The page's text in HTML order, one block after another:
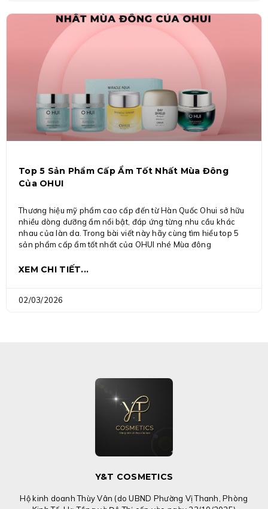
Top 5 Sản Phẩm Cấp Ẩm Tốt Nhất Mùa Đông
Của OHUI
Thương hiệu mỹ phẩm cao cấp đến từ Hàn Quốc Ohui sở hữu
nhiều dòng dưỡng ẩm nổi bật, đáp ứng từng nhu cầu khác
nhau của làn da. Trong bài viết này hãy cùng tìm hiểu top 5
sản phẩm cấp ẩm tốt nhất của OHUI nhé Mùa đông
XEM CHI TIẾT...
02/03/2026
Y&T COSMETICS
Hộ kinh doanh Thùy Vân (do UBND Phường Vị Thanh, Phòng